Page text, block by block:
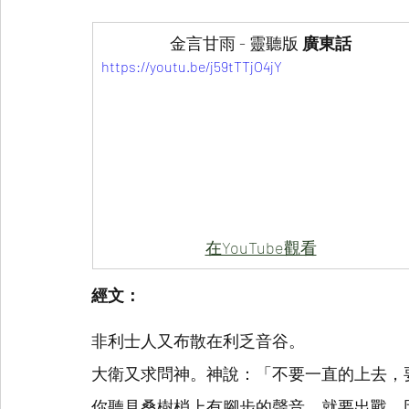
金言甘雨 - 靈聽版 廣東話
https://youtu.be/j59tTTjO4jY
在YouTube觀看
經文：
非利士人又布散在利乏音谷。
大衛又求問神。神說：「不要一直的上去